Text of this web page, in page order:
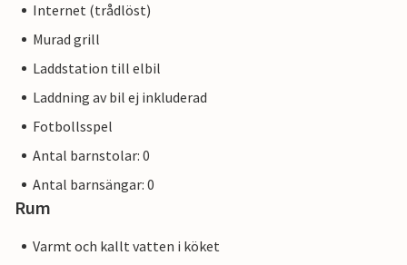
Internet (trådlöst)
Murad grill
Laddstation till elbil
Laddning av bil ej inkluderad
Fotbollsspel
Antal barnstolar: 0
Antal barnsängar: 0
Rum
Varmt och kallt vatten i köket